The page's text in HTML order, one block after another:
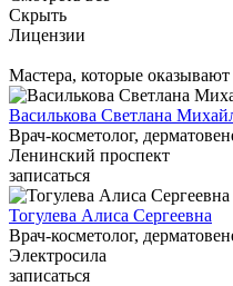
Скрыть
Лицензии
Мастера, которые
Василькова Светлана
Врач-косметолог,
Ленинский проспект
записаться
Тогулева Алиса Сергеевна
Врач-косметолог,
Электросила
записаться